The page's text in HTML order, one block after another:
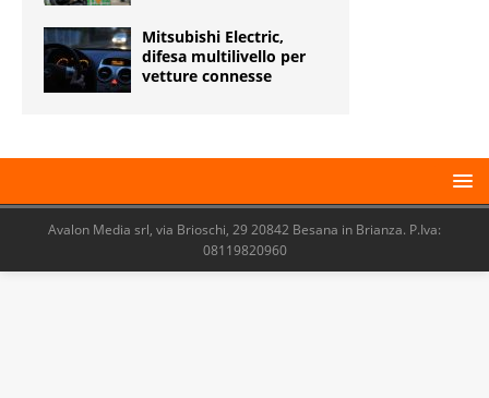
Mitsubishi Electric,
difesa multilivello per
vetture connesse
Avalon Media srl, via Brioschi, 29 20842 Besana in Brianza. P.Iva:
08119820960